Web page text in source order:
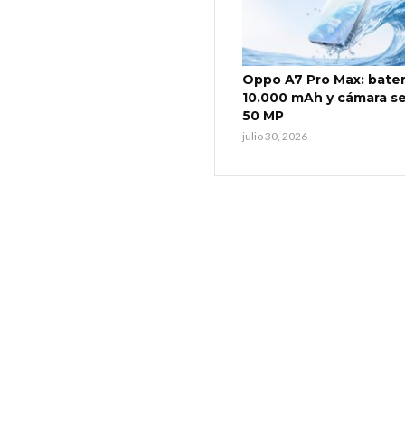
Oppo A7 Pro Max:
10.000 mAh y cámara
50 MP
julio 30, 2026